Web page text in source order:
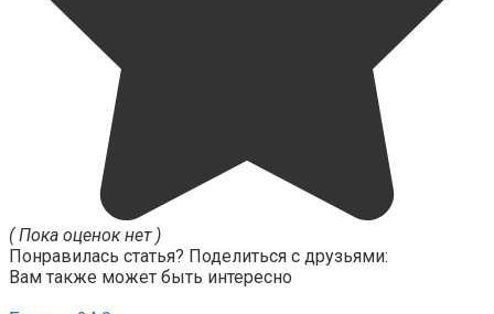
( Пока оценок нет )
Понравилась статья? Поделиться с друзьями:
Вам также может быть интересно